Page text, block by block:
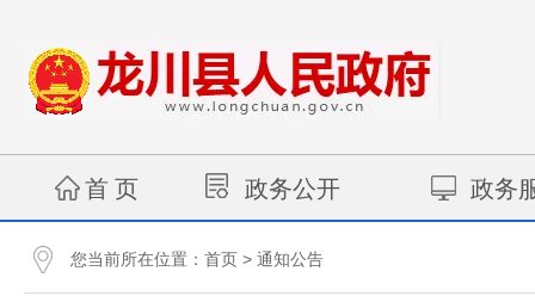
首 页 政务公开 政务
您当前所在位置： 首页 > 通知公告